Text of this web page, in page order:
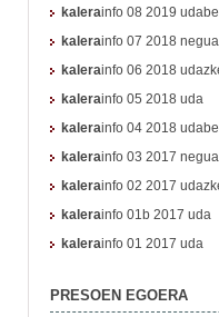
kalerainfo 08 2019
kalerainfo 07 2018 negua
kalerainfo 06 2018
kalerainfo 05 2018 uda
kalerainfo 04 2018
kalerainfo 03 2017 negua
kalerainfo 02 2017
kalerainfo 01b 2017 uda
kalerainfo 01 2017 uda
PRESOEN EGOERA